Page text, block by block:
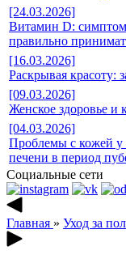
[24.03.2026]
Витамин D:
правильно
[16.03.2026]
Раскрывая красоту:
[09.03.2026]
Женское здоровье и
[04.03.2026]
Проблемы с кожей у
печени в период
Социальные сети
Главная » Уход за